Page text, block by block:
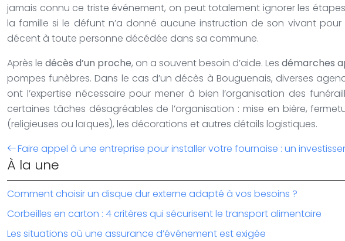
jamais connu ce triste événement, on peut totalement ignorer les
la famille si le défunt n’a donné aucune instruction de son vivant pour
décent à toute personne décédée dans sa commune.
Après le décès d’un proche, on a souvent besoin d’aide. Les démarches
pompes funèbres. Dans le cas d’un décès à Bouguenais, diverses
ont l’expertise nécessaire pour mener à bien l’organisation des
certaines tâches désagréables de l’organisation : mise en bière,
(religieuses ou laïques), les décorations et autres détails logistiques.
Faire appel à une entreprise pour installer votre fournaise : un
À la une
Comment choisir un disque dur externe adapté à vos besoins ?
Corbeilles en carton : 4 critères qui sécurisent le transport alimentaire
Les situations où une assurance d’événement est exigée